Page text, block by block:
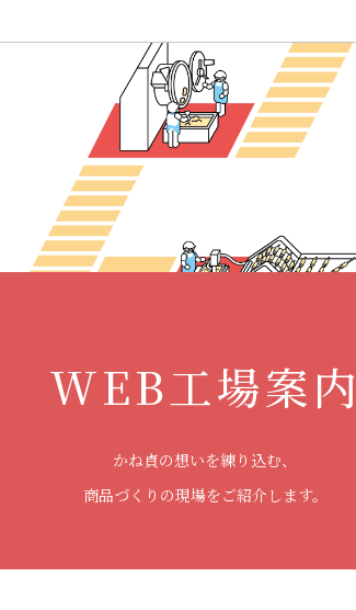
WEB工場案内
かね貞の想いを練り込む、
商品づくりの現場をご紹介します。